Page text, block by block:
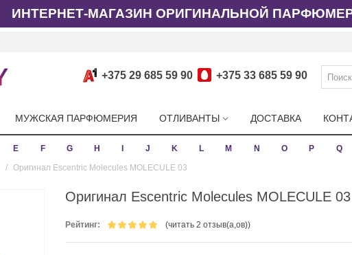
ИНТЕРНЕТ-МАГАЗИН ОРИГИНАЛЬНОЙ
+375 29 685 59 90 +375 33 685 59 90
МУЖСКАЯ ПАРФЮМЕРИЯ ОТЛИВАНТЫ ДОСТАВКА
E F G H J K L M N O P Q
/ Оригинал Escentric Molecules MOLECULE 03
Оригинал Escentric Molecules MOLECULE 03
Рейтинг: (читать 2 отзыв(а,ов))